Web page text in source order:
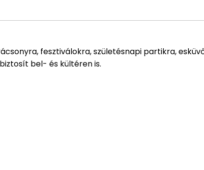
fesztiválokra, születésnapi partikra,
bel- és kültéren is.